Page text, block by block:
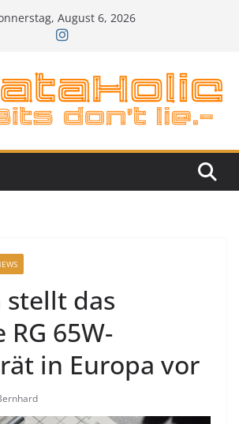
August 6, 2026
stellt das
RG 65W-
in Europa vor